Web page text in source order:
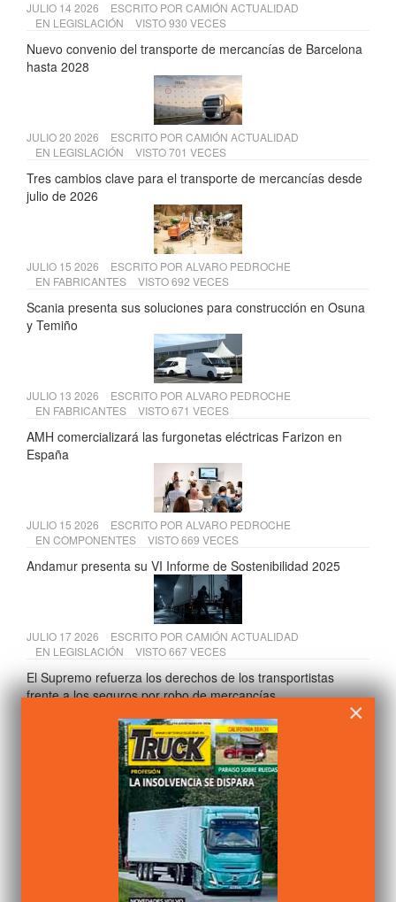
JULIO 14 2026 ESCRITO POR CAMIÓN ACTUALIDAD
EN LEGISLACIÓN VISTO 930 VECES
Nuevo convenio del transporte de mercancías de Barcelona
hasta 2028
JULIO 20 2026 ESCRITO POR CAMIÓN ACTUALIDAD
EN LEGISLACIÓN VISTO 701 VECES
Tres cambios clave para el transporte de mercancías desde
julio de 2026
JULIO 15 2026 ESCRITO POR ALVARO PEDROCHE
EN FABRICANTES VISTO 692 VECES
Scania presenta sus soluciones para construcción en Osuna
y Temiño
JULIO 13 2026 ESCRITO POR ALVARO PEDROCHE
EN FABRICANTES VISTO 671 VECES
AMH comercializará las furgonetas eléctricas Farizon en
España
JULIO 15 2026 ESCRITO POR ALVARO PEDROCHE
EN COMPONENTES VISTO 669 VECES
Andamur presenta su VI Informe de Sostenibilidad 2025
JULIO 17 2026 ESCRITO POR CAMIÓN ACTUALIDAD
EN LEGISLACIÓN VISTO 667 VECES
El Supremo refuerza los derechos de los transportistas
frente a los seguros por robo de mercancías
ESCRITO PORALVARO PEDROCHE
FABRICANTES VISTO 655 VECES
Renault Master estrena mejoras en confort, seguridad y
ESCRITO PORALVARO PEDROCHE
×